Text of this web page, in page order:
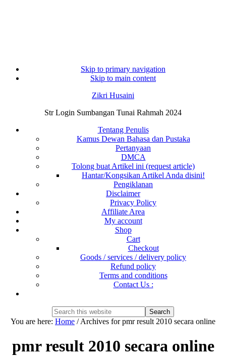
Skip to primary navigation
Skip to main content
Zikri Husaini
Str Login Sumbangan Tunai Rahmah 2024
Tentang Penulis
Kamus Dewan Bahasa dan Pustaka
Pertanyaan
DMCA
Tolong buat Artikel ini (request article)
Hantar/Kongsikan Artikel Anda disini!
Pengiklanan
Disclaimer
Privacy Policy
Affiliate Area
My account
Shop
Cart
Checkout
Goods / services / delivery policy
Refund policy
Terms and conditions
Contact Us :
Search
this
Hide
You are here: Home /Archives for pmr result 2010 secara online
pmr result 2010 secara online